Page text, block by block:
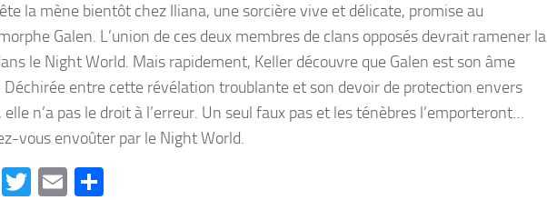
la mène bientôt chez Iliana, une sorcière vive et délicate, promise au
Galen. L’union de ces deux membres de clans opposés devrait ramener la
le Night World. Mais rapidement, Keller découvre que Galen est son âme
entre cette révélation troublante et son devoir de protection envers
elle n’a pas le droit à l’erreur. Un seul faux pas et les ténèbres l’emporteront…
vous envoûter par le Night World.
Facebook
Twitter
Email